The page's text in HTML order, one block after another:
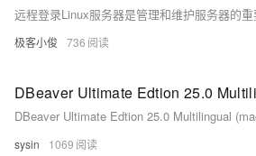
极客小俊 736
sysin 1069